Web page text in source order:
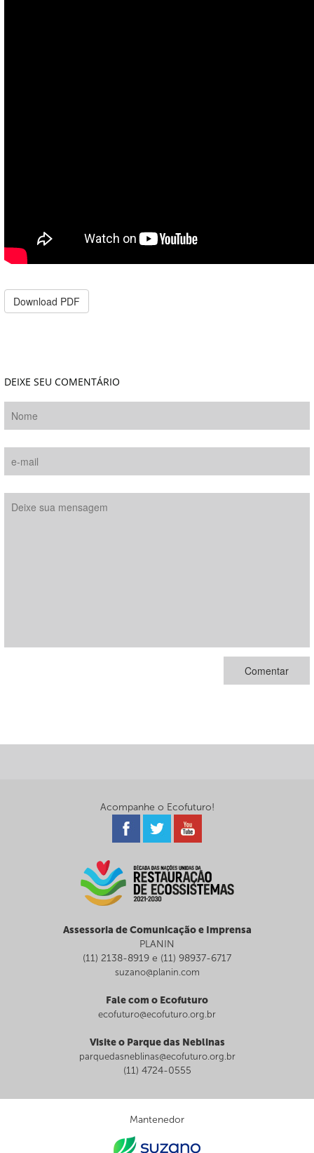
Download PDF
DEIXE SEU COMENTÁRIO
Acompanhe o Ecofuturo!
Assessoria de Comunicação e Imprensa
PLANIN
(11) 2138-8919 e (11) 98937-6717
suzano@planin.com
Fale com o Ecofuturo
ecofuturo@ecofuturo.org.br
Visite o Parque das Neblinas
parquedasneblinas@ecofuturo.org.br
(11) 4724-0555
Mantenedor